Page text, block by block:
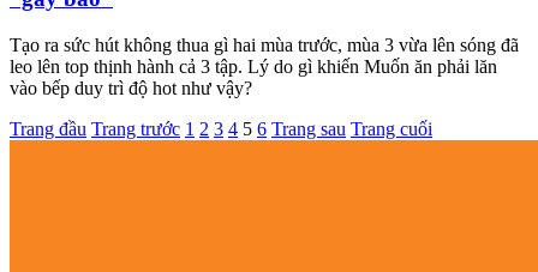
Tạo ra sức hút không thua gì hai mùa trước, mùa 3 vừa lên sóng đã
leo lên top thịnh hành cả 3 tập. Lý do gì khiến Muốn ăn phải lăn
vào bếp duy trì độ hot như vậy?
Trang đầu Trang trước 1 2 3 4 5 6 Trang sau Trang cuối